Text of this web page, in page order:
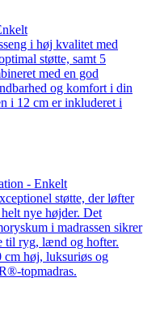
i høj kvalitet med
støtte, samt 5
med en god
og komfort i din
i 12 cm er inkluderet i
- Enkelt
støtte, der løfter
nye højder. Det
i madrassen sikrer
til ryg, lænd og hofter.
cm høj, luksuriøs og
topmadras.